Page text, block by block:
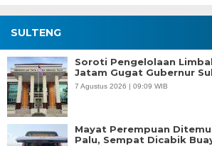
SULTENG
Soroti Pengelolaan
Jatam Gugat Gubernur
7 Agustus 2026 | 09:09 WIB
Mayat Perempuan
Palu, Sempat Dicabik